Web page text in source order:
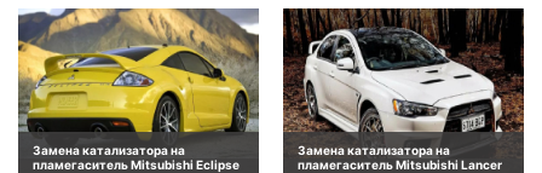
Замена катализатора на
пламегаситель Mitsubishi Eclipse
Замена катализатора на
пламегаситель Mitsubishi Lancer